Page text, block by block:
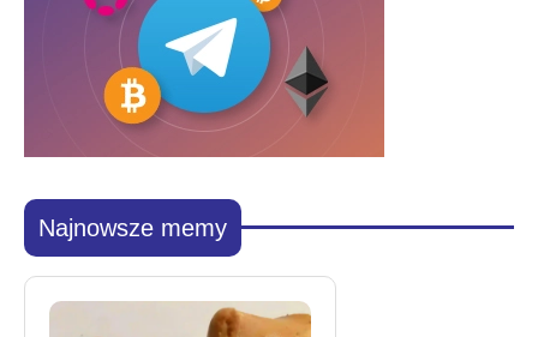
Najnowsze memy